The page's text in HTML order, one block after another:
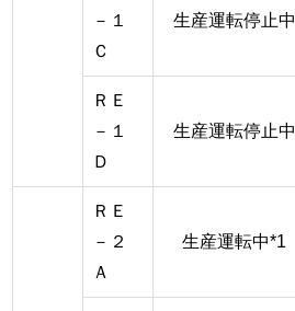
－１
Ｃ
生産運転停止中
ＲＥ
－１
Ｄ
生産運転停止中
ＲＥ
－２
Ａ
生産運転中*1